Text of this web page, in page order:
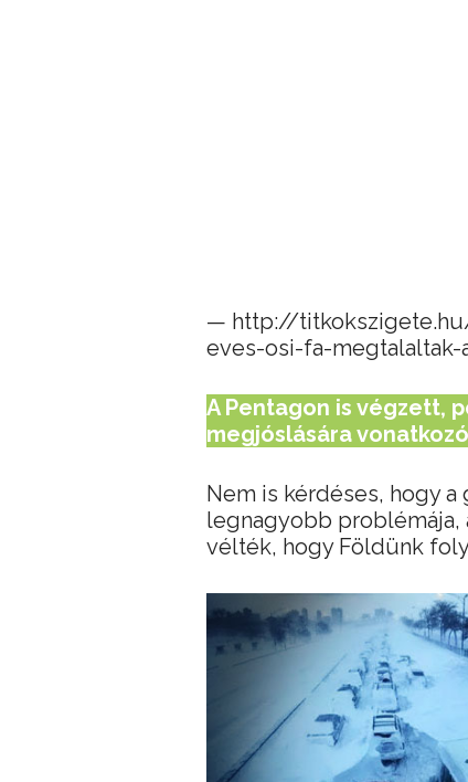
— http://
eves-osi-fa-
A Pentagon is végzett,
megjóslására
Nem is kérdéses, hogy
legnagyobb
vélték, hogy Földünk